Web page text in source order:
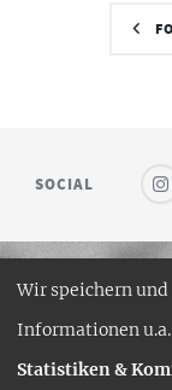
SOCIAL
Wir speichern
Informationen
Statistiken &